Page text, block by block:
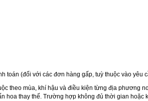
toán (đối với các đơn hàng gấp, tuỳ thuộc vào yêu
theo mùa, khí hậu và điều kiện từng địa phương
hoa thay thế. Trường hợp không đủ thời gian